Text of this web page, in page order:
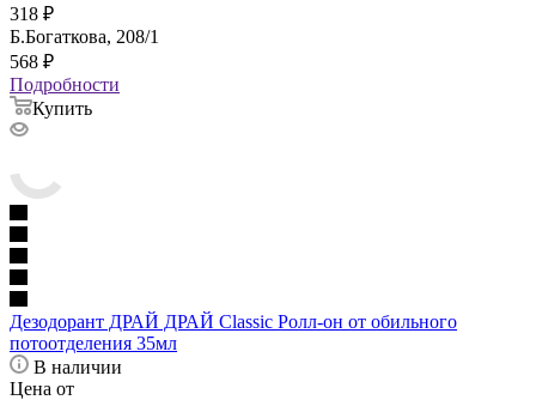
318 ₽
Б.Богаткова, 208/1
568 ₽
Подробности
Купить
Дезодорант ДРАЙ ДРАЙ Classic Ролл-он от обильного
потоотделения 35мл
В наличии
Цена от